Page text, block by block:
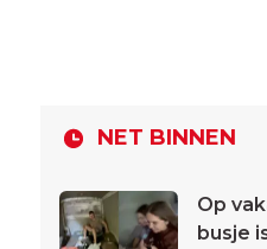
NET BINNEN
Op
busje